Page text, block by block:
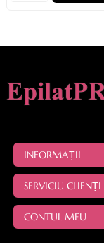
INFORMAȚII
SERVICIU CLIENȚI
CONTUL MEU